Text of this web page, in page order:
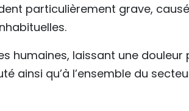
particulièrement grave,
humaines, laissant une
ainsi qu’à l’ensemble du